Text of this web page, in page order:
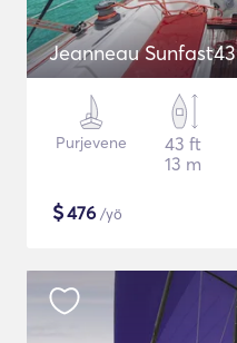
Jeanneau Sunfast43
Purjevene
43 ft
13 m
$476 /yö